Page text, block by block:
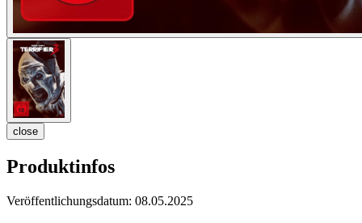
close
Produktinfos
Veröffentlichungsdatum: 08.05.2025